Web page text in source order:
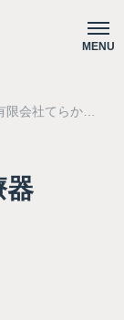
MENU
限会社てらかど
器